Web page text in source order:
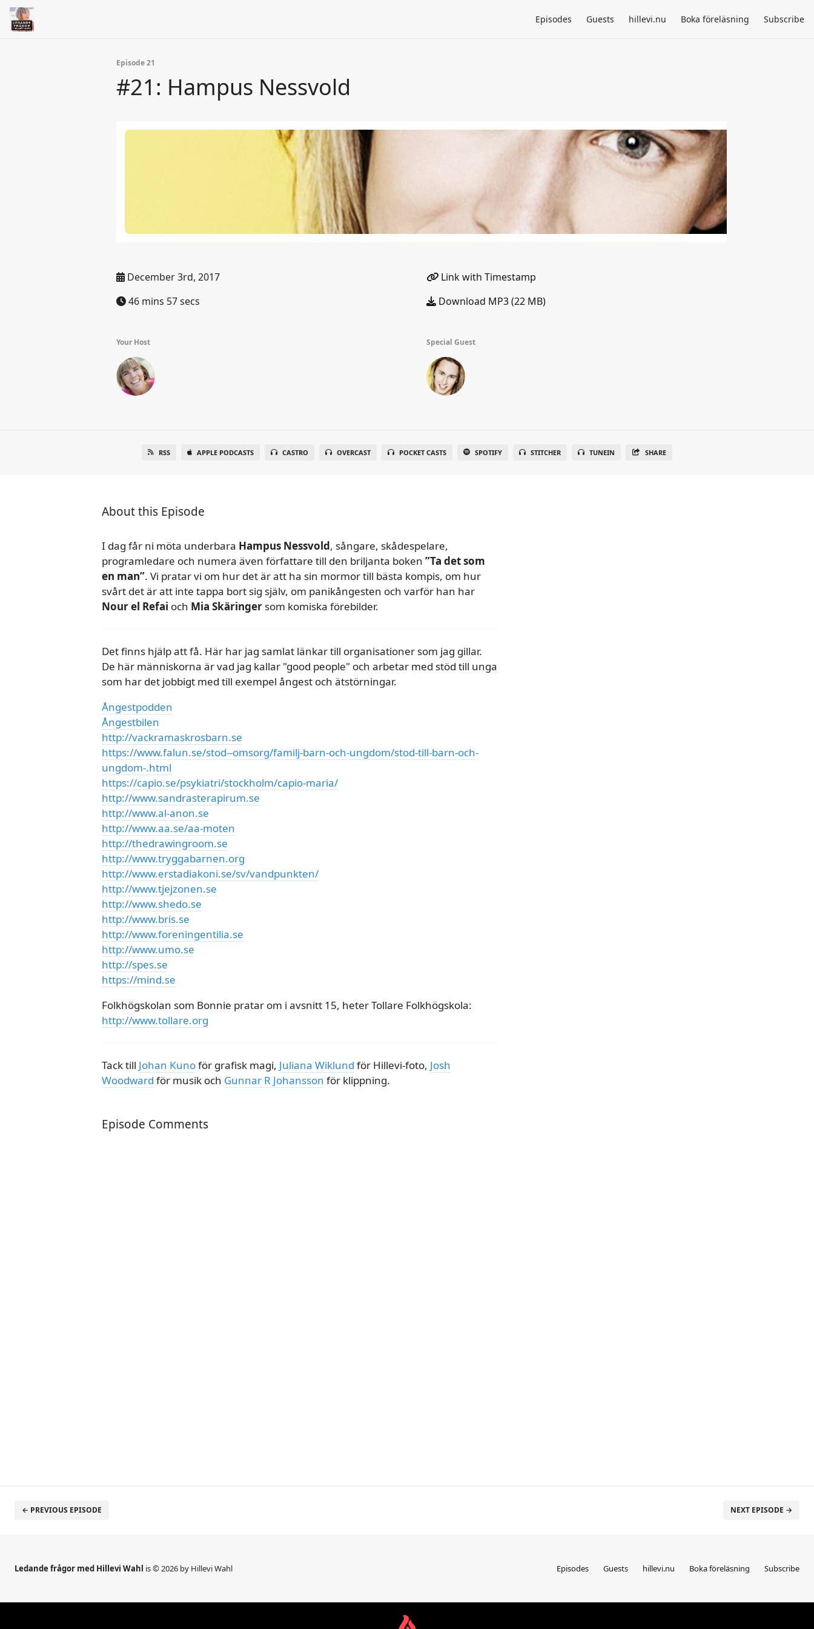
Episodes Guests hillevi.nu Boka föreläsning Subscribe
Episode 21
#21: Hampus Nessvold
December 3rd, 2017
46 mins 57 secs
Link with Timestamp
Download MP3 (22 MB)
Your Host Special Guest
RSS APPLE PODCASTS CASTRO OVERCAST POCKET CASTS SPOTIFY STITCHER TUNEIN SHARE
About this Episode
I dag får ni möta underbara Hampus Nessvold, sångare, skådespelare,
programledare och numera även författare till den briljanta boken ”Ta det som
en man”. Vi pratar vi om hur det är att ha sin mormor till bästa kompis, om hur
svårt det är att inte tappa bort sig själv, om panikångesten och varför han har
Nour el Refai och Mia Skäringer som komiska förebilder.
Det finns hjälp att få. Här har jag samlat länkar till organisationer som jag gillar.
De här människorna är vad jag kallar "good people" och arbetar med stöd till unga
som har det jobbigt med till exempel ångest och ätstörningar.
Ångestpodden
Ångestbilen
http://vackramaskrosbarn.se
https://www.falun.se/stod--omsorg/familj-barn-och-ungdom/stod-till-barn-och-
ungdom-.html
https://capio.se/psykiatri/stockholm/capio-maria/
http://www.sandrasterapirum.se
http://www.al-anon.se
http://www.aa.se/aa-moten
http://thedrawingroom.se
http://www.tryggabarnen.org
http://www.erstadiakoni.se/sv/vandpunkten/
http://www.tjejzonen.se
http://www.shedo.se
http://www.bris.se
http://www.foreningentilia.se
http://www.umo.se
http://spes.se
https://mind.se
Folkhögskolan som Bonnie pratar om i avsnitt 15, heter Tollare Folkhögskola:
http://www.tollare.org
Tack till Johan Kunoför grafisk magi, Juliana Wiklund för Hillevi-foto, Josh
Woodward för musik och Gunnar R Johansson för klippning.
Episode Comments
← PREVIOUS EPISODE NEXT EPISODE →
Ledande frågor med Hillevi Wahl is © 2026 by Hillevi Wahl Episodes Guests hillevi.nu Boka föreläsning Subscribe